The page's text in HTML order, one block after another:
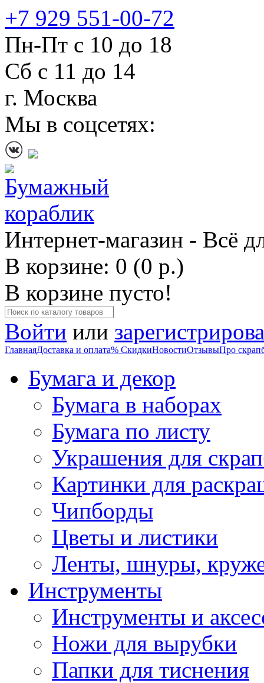
+7 929 551-00-72
Пн-Пт с 10 до 18
Сб с 11 до 14
г. Москва
Мы в соцсетях:
Интернет-магазин - Всё
В корзине: 0 (0 р.)
В корзине пусто!
Войти или
ГлавнаяДоставка и оплата% СкидкиНовостиОтзывыПро
Бумага и декор
Бумага в наборах
Бумага по листу
Украшения для
Картинки для
Чипборды
Цветы и листики
Ленты, шнуры,
Инструменты
Инструменты и
Ножи для вырубки
Папки для тиснения